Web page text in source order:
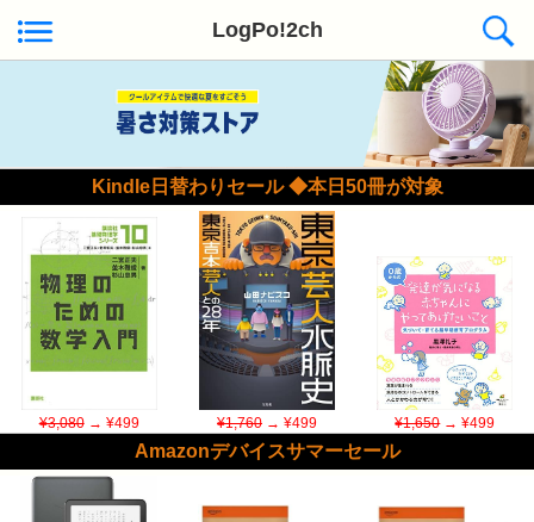
LogPo!2ch
Kindle日替わりセール ◆本日50冊が対象
¥3,080→ ¥499 ¥1,760→ ¥499 ¥1,650→ ¥499
Amazonデバイスサマーセール